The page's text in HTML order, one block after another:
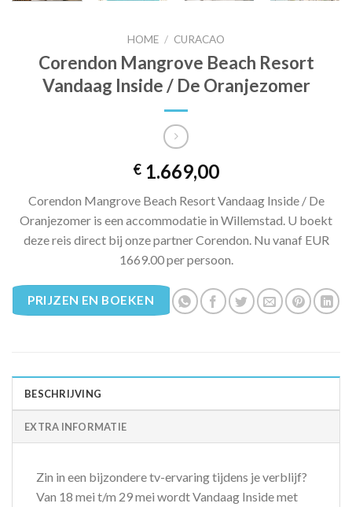
HOME / CURACAO
Corendon Mangrove Beach Resort
Vandaag Inside / De Oranjezomer
€ 1.669,00
Corendon Mangrove Beach Resort Vandaag Inside / De
Oranjezomer is een accommodatie in Willemstad. U boekt
deze reis direct bij onze partner Corendon. Nu vanaf EUR
1669.00 per persoon.
PRIJZEN EN BOEKEN
BESCHRIJVING
EXTRA INFORMATIE
Zin in een bijzondere tv-ervaring tijdens je verblijf?
Van 18 mei t/m 29 mei wordt Vandaag Inside met